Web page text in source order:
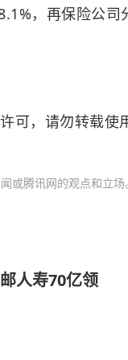
，再保险公司
可，请勿转载使
或腾讯网的观点和立场。
人寿70亿领